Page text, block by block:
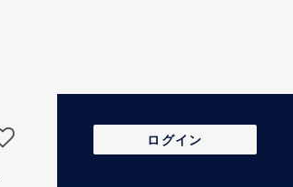
ログイン